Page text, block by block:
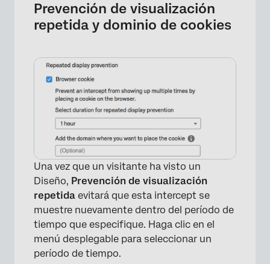
Prevención de visualización
repetida y dominio de cookies
Una vez que un visitante ha visto un
Diseño, Prevención de visualización
repetida evitará que esta intercept se
muestre nuevamente dentro del período de
tiempo que especifique. Haga clic en el
menú desplegable para seleccionar un
período de tiempo.